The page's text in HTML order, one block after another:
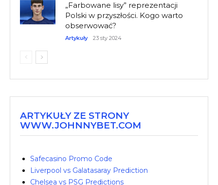
„Farbowane lisy” reprezentacji
Polski w przyszłości. Kogo warto
obserwować?
Artykuły 23 sty 2024
ARTYKUŁY ZE STRONY
WWW.JOHNNYBET.COM
Safecasino Promo Code
Liverpool vs Galatasaray Prediction
Chelsea vs PSG Predictions